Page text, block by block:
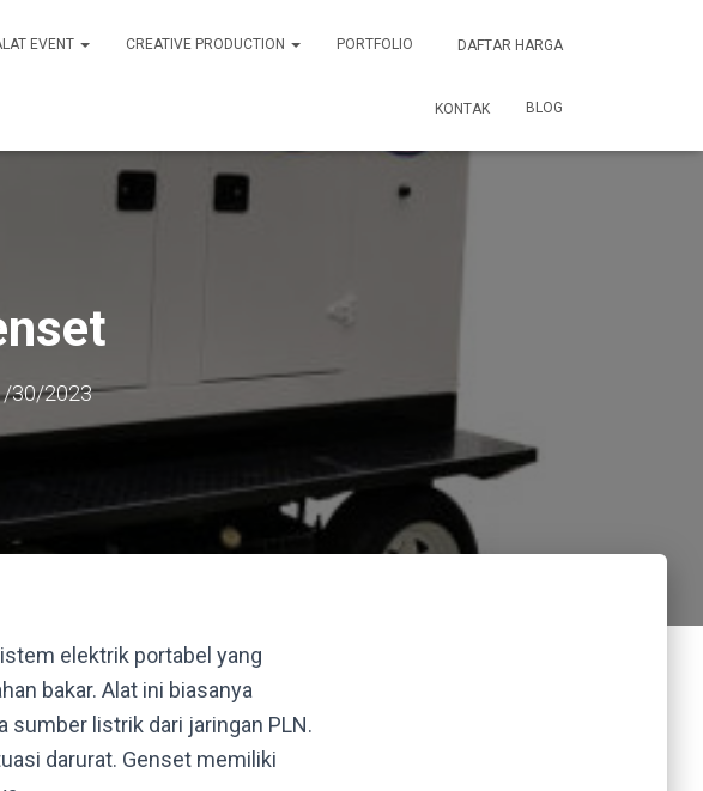
EVENT CREATIVE PRODUCTION PORTFOLIO DAFTAR HARGA
KONTAK BLOG
30/2023
elektrik portabel yang
bakar. Alat ini biasanya
sumber listrik dari jaringan PLN.
darurat. Genset memiliki